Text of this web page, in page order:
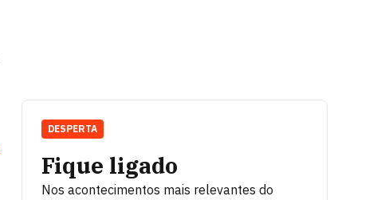
Fique ligado
Nos acontecimentos mais relevantes do
DESPERTA